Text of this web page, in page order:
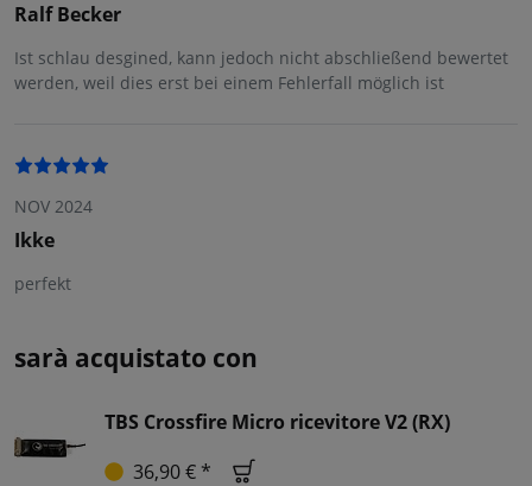
Ralf Becker
Ist schlau desgined, kann jedoch nicht abschließend bewertet
werden, weil dies erst bei einem Fehlerfall möglich ist
NOV 2024
Ikke
perfekt
sarà acquistato con
TBS Crossfire Micro ricevitore V2 (RX)
36,90 € *